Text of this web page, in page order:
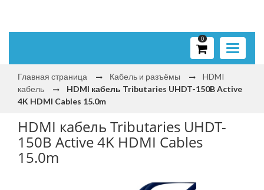
Toggle
0
Главная страница Кабель и разъёмы
HDMI
кабель
HDMI кабель Tributaries UHDT-150B Active
4K HDMI Cables 15.0m
HDMI кабель Tributaries UHDT-
150B Active 4K HDMI Cables
15.0m